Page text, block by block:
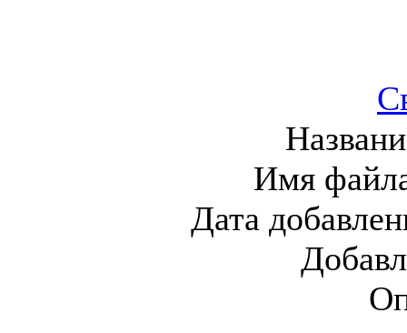
Имя
Дата